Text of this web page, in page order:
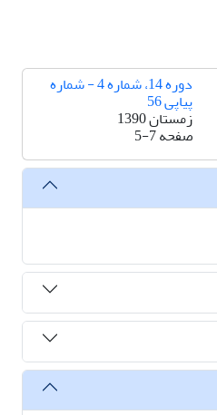
دوره 14، شماره 4 - شماره
پیاپی 56
زمستان 1390
صفحه5-7